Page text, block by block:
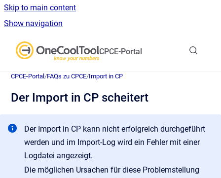
Skip to main content
Show navigation
CPCE-Portal
CPCE-Portal/FAQs zu CPCE/Import in CP
Der Import in CP scheitert
Der Import in CP kann nicht erfolgreich durchgeführt
werden und im Import-Log wird ein Fehler mit einer
Logdatei angezeigt.
Die möglichen Ursachen für diese Problemstellung